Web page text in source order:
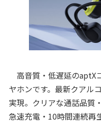
高音質・低遅延のaptX
ヤホンです。最新クアル
実現。クリアな通話品質
急速充電・10時間連続再